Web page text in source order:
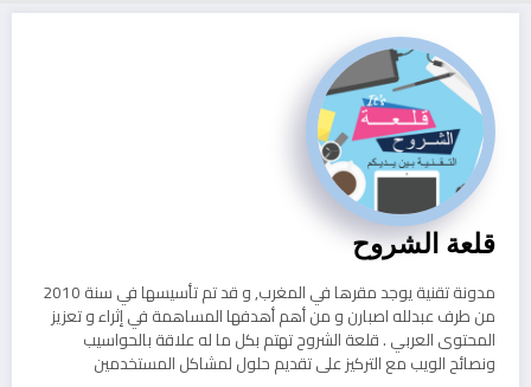
قلعة الشروح
مدونة تقنية يوجد مقرها في المغرب, و قد تم تأسيسها في سنة 2010
من طرف عبدلله اصبارن و من أهم أهدفها المساهمة في إثراء و تعزيز
المحتوى العربي . قلعة الشروح تهتم بكل ما له علاقة بالحواسيب
ونصائح الويب مع التركيز على تقديم حلول لمشاكل المستخدمين